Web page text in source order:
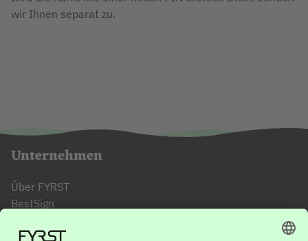
wir Ihnen separat zu.
Unternehmen
Über FYRST
BestSign
FYRST Affiliate